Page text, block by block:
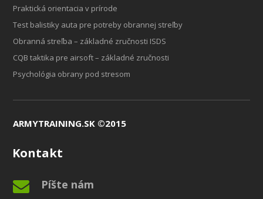
Praktická orientacia v prírode
Test balistiky auta pre potreby obrannej streľby
Obranná streľba – základné zručnosti ISDS
CQB taktika pre airsoft – základné zručnosti
Psychológia obrany pod stresom
ARMYTRAINING.SK ©2015
Kontakt
Píšte nám